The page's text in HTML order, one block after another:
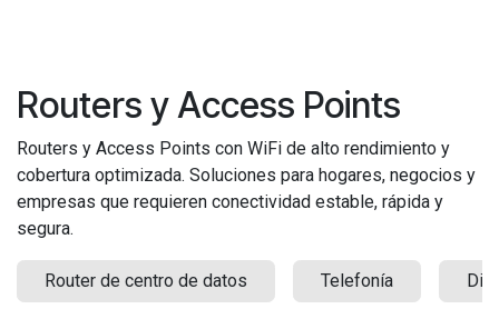
Routers y Access Points
Routers y Access Points con WiFi de alto rendimiento y
cobertura optimizada. Soluciones para hogares, negocios y
empresas que requieren conectividad estable, rápida y
segura.
Router de centro de datos Telefonía